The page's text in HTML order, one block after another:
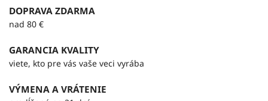
DOPRAVA ZDARMA
nad 80 €
GARANCIA KVALITY
viete, kto pre vás vaše veci vyrába
VÝMENA A VRÁTENIE